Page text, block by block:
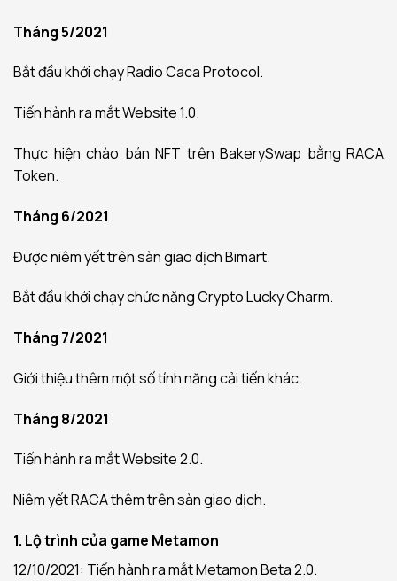
Tháng 5/2021
Bắt đầu khởi chạy Radio Caca Protocol.
Tiến hành ra mắt Website 1.0.
Thực hiện chào bán NFT trên BakerySwap bằng RACA
Token.
Tháng 6/2021
Được niêm yết trên sàn giao dịch Bimart.
Bắt đầu khởi chạy chức năng Crypto Lucky Charm.
Tháng 7/2021
Giới thiệu thêm một số tính năng cải tiến khác.
Tháng 8/2021
Tiến hành ra mắt Website 2.0.
Niêm yết RACA thêm trên sàn giao dịch.
1. Lộ trình của game Metamon
12/10/2021: Tiến hành ra mắt Metamon Beta 2.0.